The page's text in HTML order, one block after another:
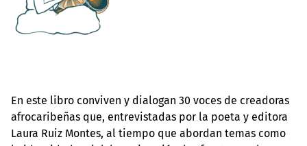
En este libro conviven y dialogan 30 voces de creadoras
afrocaribeñas que, entrevistadas por la poeta y editora
Laura Ruiz Montes, al tiempo que abordan temas como